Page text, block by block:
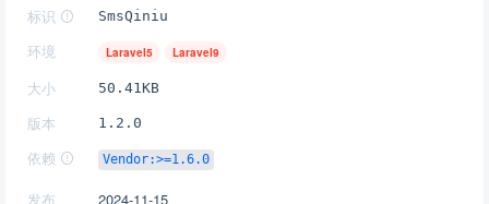
标识 SmsQiniu
环境 Laravel5 Laravel9
大小 50.41KB
版本 1.2.0
依赖 Vendor:>=1.6.0
发布 2024-11-15